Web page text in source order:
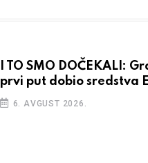
I TO SMO DOČEKALI:
prvi put dobio sredstva
6. AVGUST 2026.